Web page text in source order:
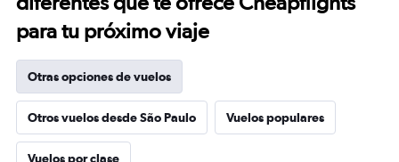
para tu próximo viaje
Otras opciones de vuelos
Otros vuelos desde São Paulo Vuelos populares
Vuelos por clase